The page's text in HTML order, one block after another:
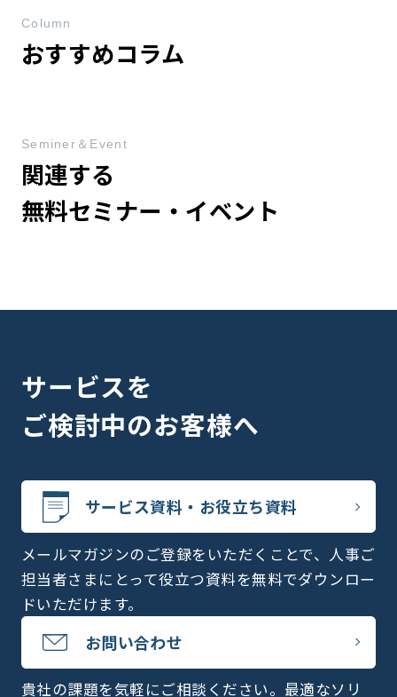
おすすめコラム
Column
関連する
無料セミナー・イベント
Seminer＆Event
サービスを
ご検討中のお客様へ
サービス資料・お役立ち資料
メールマガジンのご登録をいただくことで、人事ご
担当者さまにとって役立つ資料を無料でダウンロー
ドいただけます。
お問い合わせ
貴社の課題を気軽にご相談ください。最適なソリ